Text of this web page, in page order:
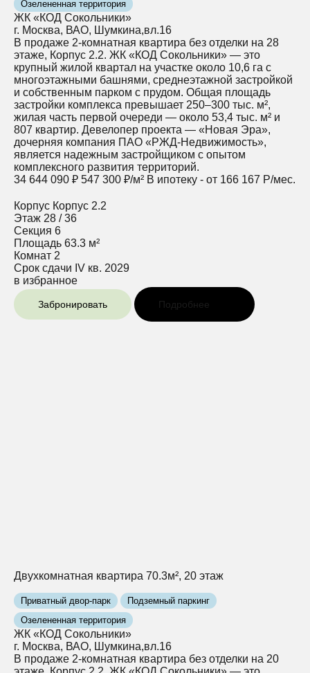
Озелененная территория
ЖК «КОД Сокольники»
г. Москва, ВАО, Шумкина,вл.16
В продаже 2-комнатная квартира без отделки на 28
этаже, Корпус 2.2. ЖК «КОД Сокольники» — это
крупный жилой квартал на участке около 10,6 га с
многоэтажными башнями, среднеэтажной застройкой
и собственным парком с прудом. Общая площадь
застройки комплекса превышает 250–300 тыс. м²,
жилая часть первой очереди — около 53,4 тыс. м² и
807 квартир. Девелопер проекта — «Новая Эра»,
дочерняя компания ПАО «РЖД‑Недвижимость»,
является надежным застройщиком с опытом
комплексного развития территорий.
34 644 090 ₽ 547 300 ₽/м² В ипотеку - от 166 167 Р/мес.
Корпус Корпус 2.2
Этаж 28 / 36
Секция 6
Площадь 63.3 м²
Комнат 2
Срок сдачи IV кв. 2029
в избранное
Забронировать Подробнее
Двухкомнатная квартира 70.3м², 20 этаж
Приватный двор-парк
Подземный паркинг
Озелененная территория
ЖК «КОД Сокольники»
г. Москва, ВАО, Шумкина,вл.16
В продаже 2-комнатная квартира без отделки на 20